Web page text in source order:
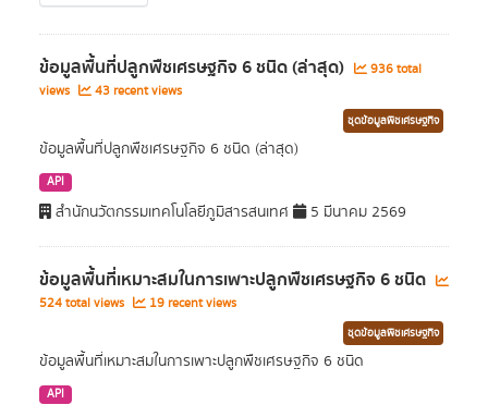
ข้อมูลพื้นที่ปลูกพืชเศรษฐกิจ 6 ชนิด (ล่าสุด)
936 total
views
43 recent views
ชุดข้อมูลพืชเศรษฐกิจ
ข้อมูลพื้นที่ปลูกพืชเศรษฐกิจ 6 ชนิด (ล่าสุด)
API
สำนักนวัตกรรมเทคโนโลยีภูมิสารสนเทศ 5 มีนาคม 2569
ข้อมูลพื้นที่เหมาะสมในการเพาะปลูกพืชเศรษฐกิจ 6 ชนิด
524 total views 19 recent views
ชุดข้อมูลพืชเศรษฐกิจ
ข้อมูลพื้นที่เหมาะสมในการเพาะปลูกพืชเศรษฐกิจ 6 ชนิด
API